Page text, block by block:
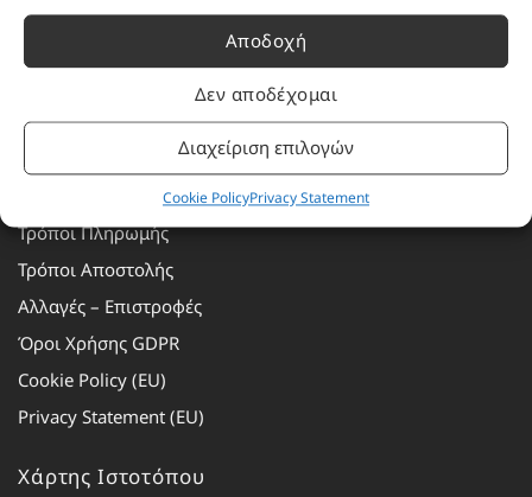
Αποδοχή
Δεν αποδέχομαι
Διαχείριση επιλογών
Cookie PolicyPrivacy Statement
Πληροφορίες
Εταιρεία
Πρόγραμμα Ανταμοιβής
Τρόποι Πληρωμής
Τρόποι Αποστολής
Αλλαγές – Επιστροφές
Όροι Χρήσης GDPR
Cookie Policy (EU)
Privacy Statement (EU)
Χάρτης Ιστοτόπου